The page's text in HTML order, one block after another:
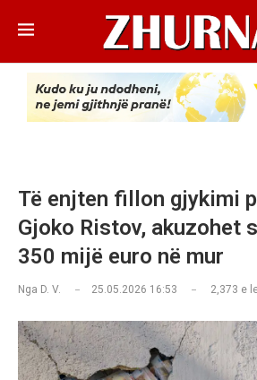
Të enjten fillon gjykimi
Gjoko Ristov, akuzohet
350 mijë euro në mur
Nga D. V. 25.05.2026 16:53 2,373 e